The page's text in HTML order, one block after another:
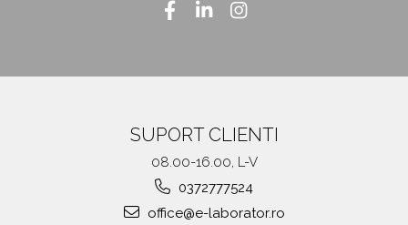
SUPORT CLIENTI
08.00-16.00, L-V
0372777524
office@e-laborator.ro